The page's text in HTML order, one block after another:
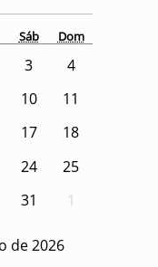
Sáb Dom
3
4
10
11
17
18
24
25
31 1
de 2026